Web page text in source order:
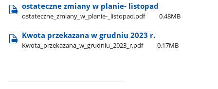
ostateczne zmiany w planie- listopad
ostateczne​_zmiany​_w​_planie-​_listopad.pdf 0.48MB
Kwota przekazana w grudniu 2023 r.
Kwota​_przekazana​_w​_grudniu​_2023​_r.pdf 0.17MB